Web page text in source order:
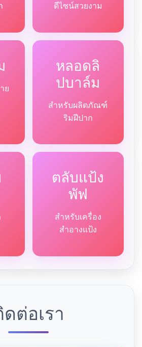
ดีไซน์สวยงาม
ย
หลอดลิ
ปบาล์ม
สำหรับผลิตภัณฑ์
ริมฝีปาก
ตลับแป้ง
พัฟ
สำหรับเครื่อง
สำอางแป้ง
ต่อเรา